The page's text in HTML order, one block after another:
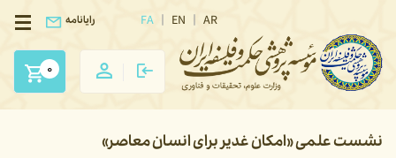
FA EN AR رایانامه
0
نشست علمی «امکان غدیر برای انسان معاصر»